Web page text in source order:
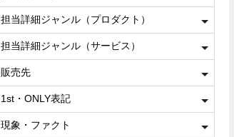
担当詳細ジャンル（プロダクト）
担当詳細ジャンル（サービス）
販売先
1st・ONLY表記
現象・ファクト